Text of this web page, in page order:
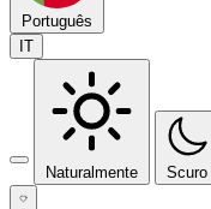
Português
IT
Naturalmente Scuro